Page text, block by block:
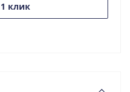
клик